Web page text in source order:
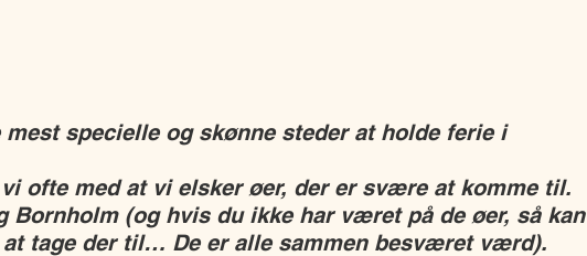
specielle og skønne steder at holde ferie i
ofte med at vi elsker øer, der er svære at komme til.
Bornholm (og hvis du ikke har været på de øer, så kan
at tage der til… De er alle sammen besværet værd).